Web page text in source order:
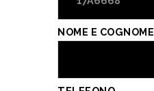
NOME E COGNOME